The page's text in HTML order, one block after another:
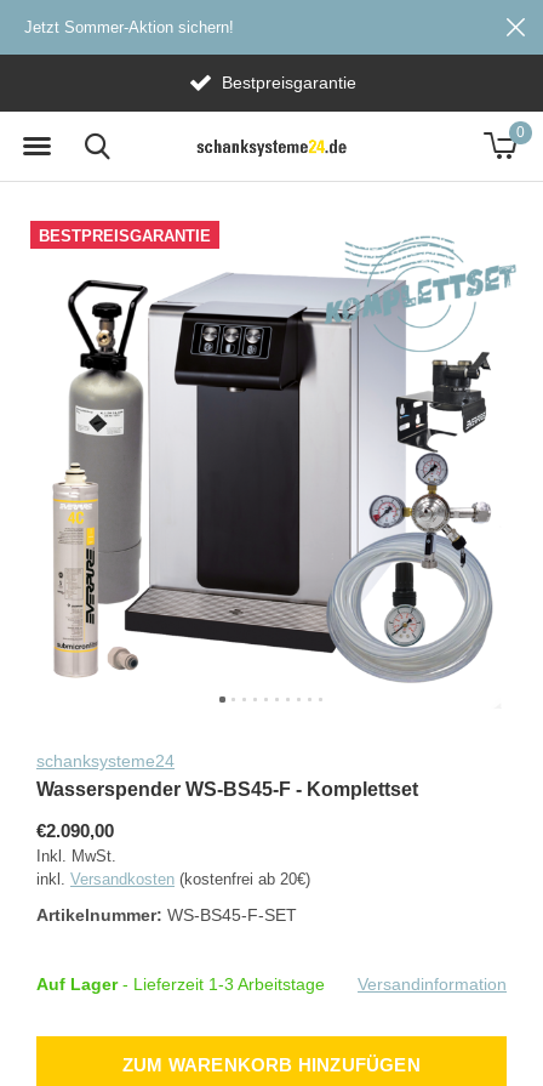
0
Bestpreisgarantie
Jetzt Sommer-Aktion sichern!
BESTPREISGARANTIE
schanksysteme24
Wasserspender WS-BS45-F - Komplettset
€2.090,00
Inkl. MwSt.
inkl. Versandkosten (kostenfrei ab 20€)
Artikelnummer: WS-BS45-F-SET
Auf Lager- Lieferzeit 1-3 Arbeitstage Versandinformation
ZUM WARENKORB HINZUFÜGEN